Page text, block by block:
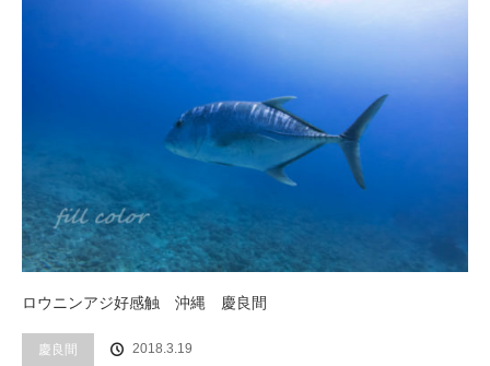
ロウニンアジ好感触 沖縄 慶良間
慶良間 2018.3.19